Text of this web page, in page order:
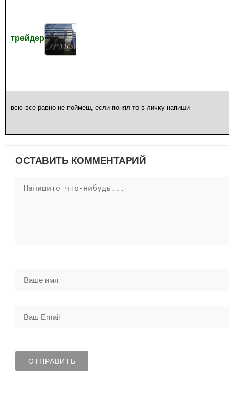
трейдер
всю все равно не поймеш, если понял то в личку напиши
ОСТАВИТЬ КОММЕНТАРИЙ